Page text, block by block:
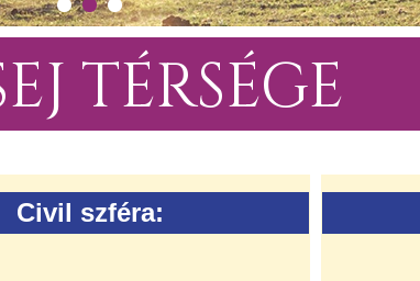
TÉRSÉGE
Civil szféra: